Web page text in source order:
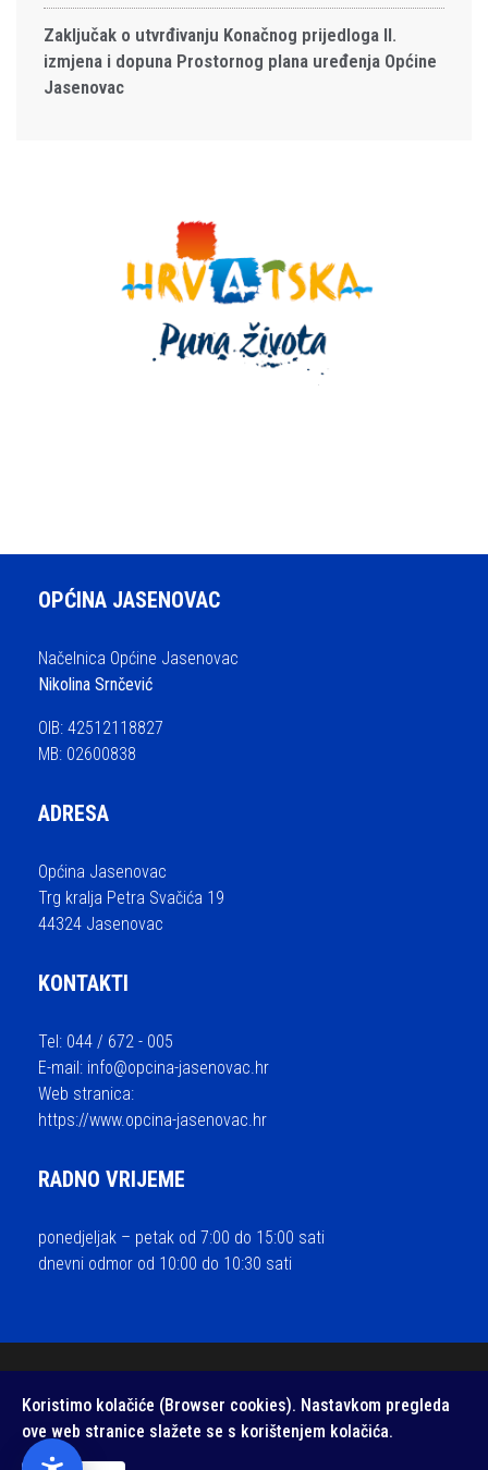
Zaključak o utvrđivanju Konačnog prijedloga II.
izmjena i dopuna Prostornog plana uređenja Općine
Jasenovac
OPĆINA JASENOVAC
Načelnica Općine Jasenovac
Nikolina Srnčević
OIB: 42512118827
MB: 02600838
ADRESA
Općina Jasenovac
Trg kralja Petra Svačića 19
44324 Jasenovac
KONTAKTI
Tel: 044 / 672 - 005
E-mail: info@opcina-jasenovac.hr
Web stranica:
https://www.opcina-jasenovac.hr
RADNO VRIJEME
ponedjeljak – petak od 7:00 do 15:00 sati
dnevni odmor od 10:00 do 10:30 sati
Medialive
Izjava o pristupačnosti web stranice
Koristimo kolačiće (Browser cookies). Nastavkom pregleda
ove web stranice slažete se s korištenjem kolačića.